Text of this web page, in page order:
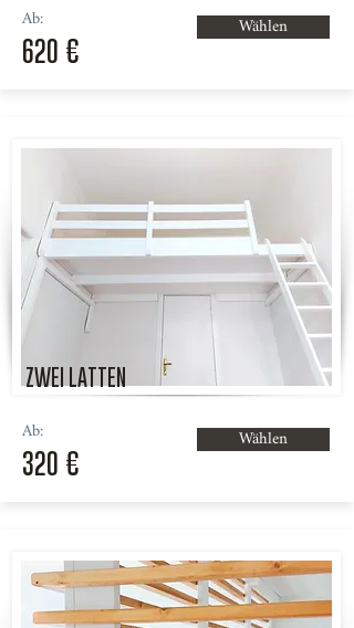
Ab:
620 €
Wählen
ZWEI LATTEN
Ab:
320 €
Wählen